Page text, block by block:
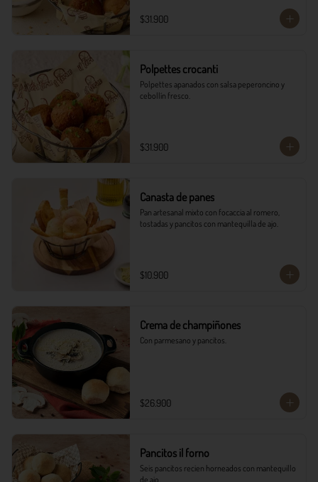
$31.900
Polpettes crocanti
Polpettes apanados con salsa peperoncino y
cebollín fresco.
$31.900
Canasta de panes
Pan artesanal mixto con focaccia al romero,
tostadas y pancitos con mantequilla de ajo.
$10.900
Crema de champiñones
Con parmesano y pancitos.
$26.900
Pancitos il forno
Seis pancitos recien horneados con mantequillo
de ajo.